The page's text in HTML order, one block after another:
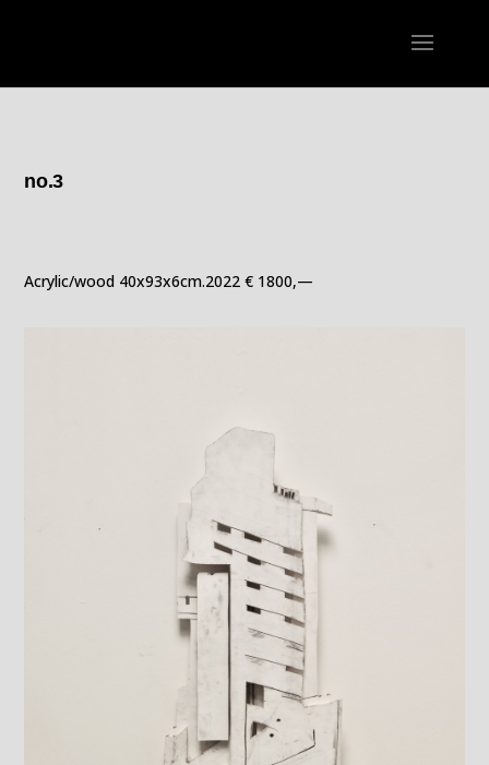
no.3
Acrylic/wood 40x93x6cm.2022 € 1800,—